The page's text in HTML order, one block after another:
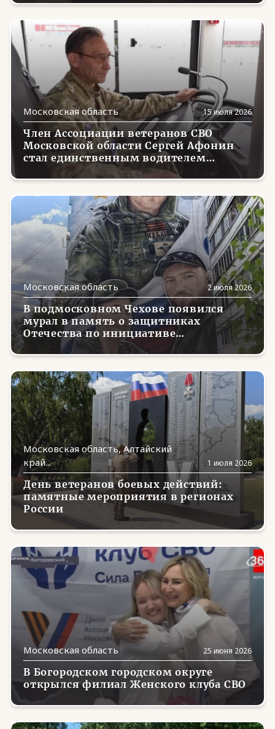
Иркутская область (5)
Кабардино-Балкария
Калининградская область
Калмыкия(1)
Калужская область(11)
Камчатский край(1)
Карачаево-Черкесия(12)
Кемеровская область(53)
Кировская область(10)
Костромская область(11)
Краснодарский край (28)
Красноярский край(3)
Крым (11)
Курганская область
(3)
Ленинградская область(17)
Липецкая область(11)
Луганская Народная Республика(22)
Магаданская область(5)
Марий Эл(9)
Мордовия
Москва(192)
Московская область(130)
Мурманская область(3)
Нижегородская область(14)
Новгородская область(8)
Новосибирская область(23)
Омская область(8)
Московская область 15 июля 2026
Член Ассоциации ветеранов СВО
Московской области Сергей Афонин
стал единственным водителем
рейсового автобуса с протезом
Московская область 2 июля 2026
В подмосковном Чехове появился
мурал в память о защитниках
Отечества по инициативе
региональной Ассоциации ветеранов
СВО
Московская область, Алтайский
край...
1 июля 2026
День ветеранов боевых действий:
памятные мероприятия в регионах
России
Московская область 25 июня 2026
В Богородском городском округе
открылся филиал Женского клуба СВО